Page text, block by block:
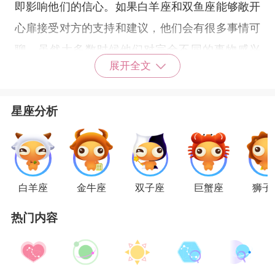
即影响他们的信心。如果白羊座和双鱼座能够敞开
心扉接受对方的支持和建议，他们会有很多事情可
聊。虽然大多数时候他们对完全不同的事物感兴
趣，但他们仍然以相邻的符号连接在一起，并且有
了解自己的弱点，以及如何修补以使其完整。并不
是说它们完全一样，但是它们对彼此的影响就像对
症下药一样。
座 ，两人性格特质如水火一般截然相反。双鱼座遇
事优柔寡断，喜欢逃避。白羊座行事冲动直接。虽
然两者在行事风格上差异很大，但是双鱼座那温柔
展开全文
星座分析
白羊座 金牛座 双子座 巨蟹座 狮子
热门内容